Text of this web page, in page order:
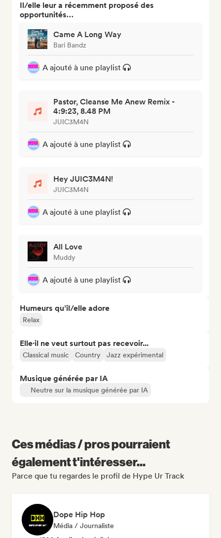
Il/elle leur a récemment proposé des
opportunités…
Came A Long Way
Bari Bandz
A ajouté à une playlist
Pastor, Cleanse Me Anew Remix -
4:9:23, 8.48 PM
JUIC3M4N
A ajouté à une playlist
Hey JUIC3M4N!
JUIC3M4N
A ajouté à une playlist
All Love
Muddy
A ajouté à une playlist
Humeurs qu’il/elle adore
Relax
Elle·il ne veut surtout pas recevoir...
Classical music Country Jazz expérimental
Musique générée par IA
Neutre sur la musique générée par IA
Ces médias / pros pourraient
également t'intéresser...
Parce que tu regardes le profil de Hype Ur Track
Dope Hip Hop
Média / Journaliste